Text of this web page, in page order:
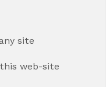
site
web-site